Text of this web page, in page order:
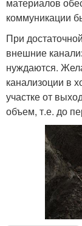
коммуникации
При
внешние
нуждаются.
канализоции в
участке от
объем, т.е. до